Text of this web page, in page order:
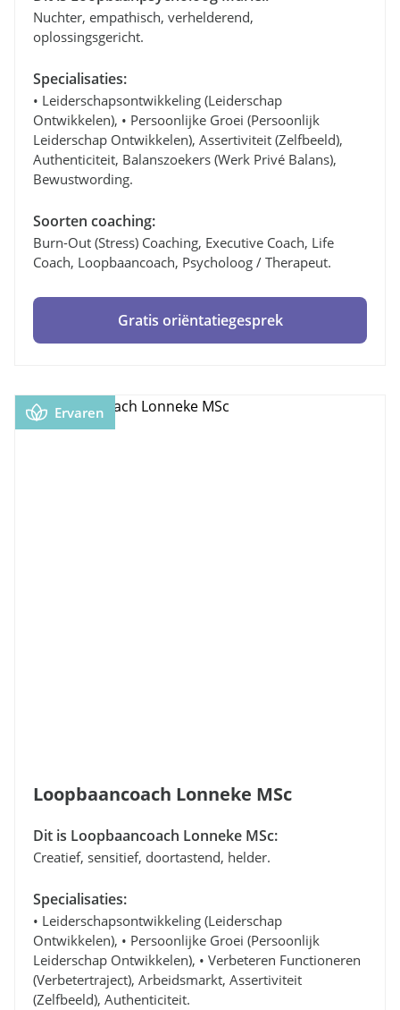
Nuchter, empathisch, verhelderend,
oplossingsgericht.
Specialisaties:
• Leiderschapsontwikkeling (leiderschap
Ontwikkelen), • Persoonlijke Groei (persoonlijk
Leiderschap Ontwikkelen), Assertiviteit (zelfbeeld),
Authenticiteit, Balanszoekers (werk Privé Balans),
Bewustwording.
Soorten coaching:
Burn-Out (stress) Coaching, Executive Coach, Life
Coach, Loopbaancoach, Psycholoog / Therapeut.
Gratis oriëntatiegesprek
Ervaren
Loopbaancoach Lonneke MSc
Dit is Loopbaancoach Lonneke MSc:
Creatief, sensitief, doortastend, helder.
Specialisaties:
• Leiderschapsontwikkeling (leiderschap
Ontwikkelen), • Persoonlijke Groei (persoonlijk
Leiderschap Ontwikkelen), • Verbeteren Functioneren
(verbetertraject), Arbeidsmarkt, Assertiviteit
(zelfbeeld), Authenticiteit.